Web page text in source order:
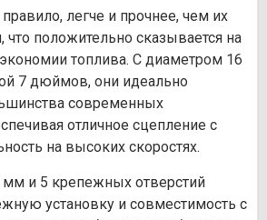
легче и прочнее, чем их
что положительно сказывается на
топлива. С диаметром 16
7 дюймов, они идеально
современных
отличное сцепление с
на высоких скоростях.
мм и 5 крепежных отверстий
установку и совместимость с